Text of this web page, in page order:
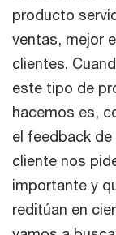
producto
ventas, mejor
clientes.
este tipo de
hacemos es,
el feedback
cliente nos
importante y
reditúan en